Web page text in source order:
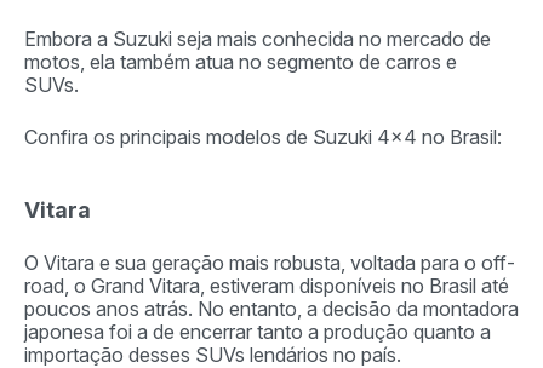
Embora a Suzuki seja mais conhecida no mercado de
motos, ela também atua no segmento de carros e
SUVs.
Confira os principais modelos de Suzuki 4×4 no Brasil:
Vitara
O Vitara e sua geração mais robusta, voltada para o off-
road, o Grand Vitara, estiveram disponíveis no Brasil até
poucos anos atrás. No entanto, a decisão da montadora
japonesa foi a de encerrar tanto a produção quanto a
importação desses SUVs lendários no país.